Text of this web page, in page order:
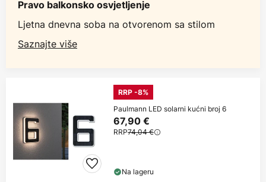
Pravo balkonsko osvjetljenje
Ljetna dnevna soba na otvorenom sa stilom
Saznajte više
RRP -8%
Paulmann LED solarni kućni broj 6
67,90 €
RRP74,04 €
Na lageru